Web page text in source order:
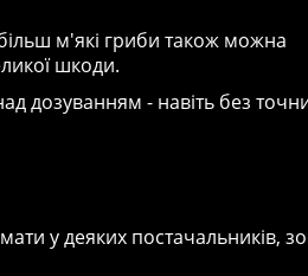
м'які гриби також можна
шкоди.
дозуванням - навіть без
у деяких постачальників,